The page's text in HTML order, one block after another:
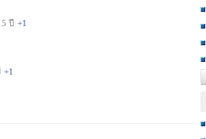
5 ปี +1
+1